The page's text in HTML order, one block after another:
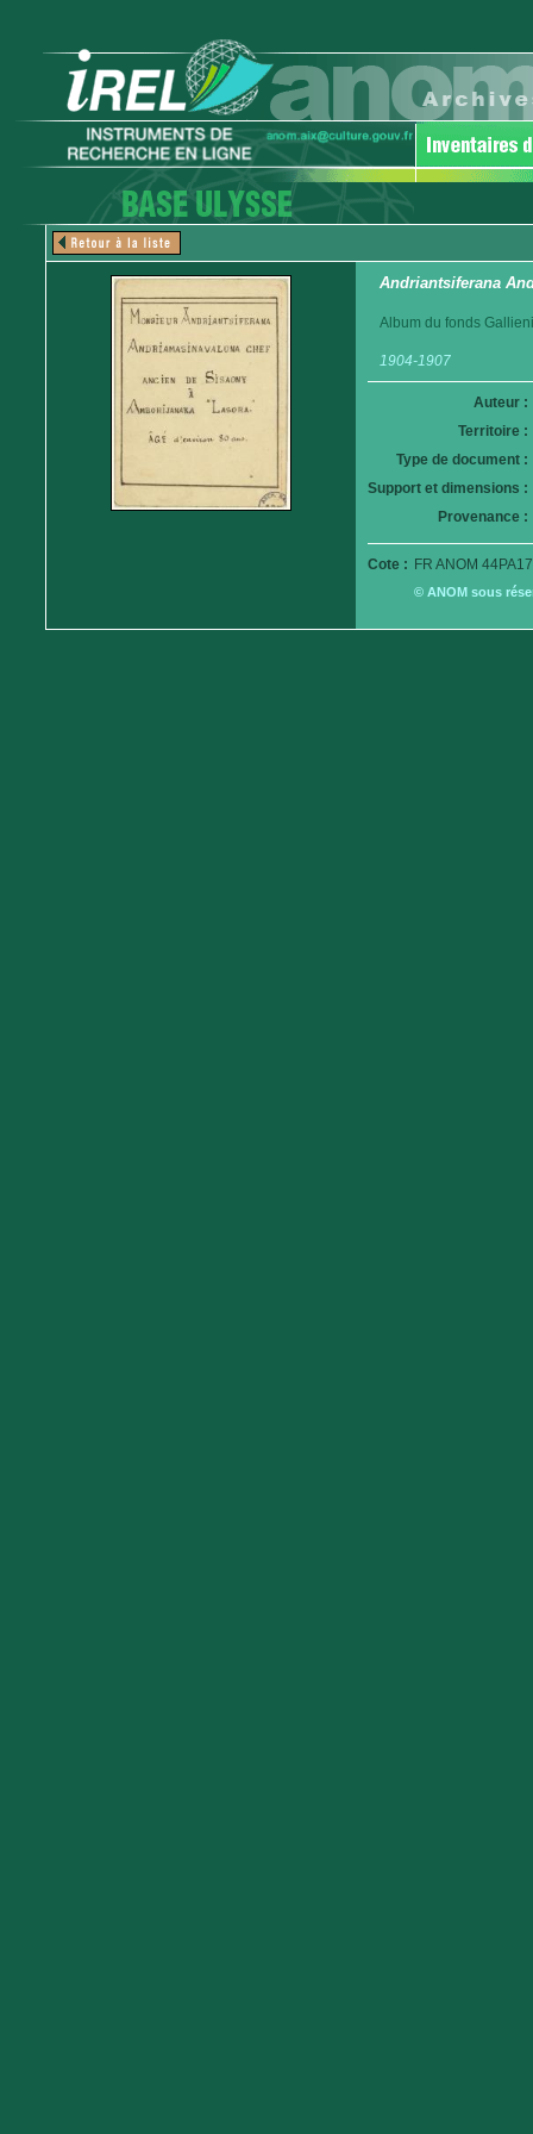
Andriantsiferana
Album du fonds
1904-1907
Auteur :
Territoire :
Type de document :
Support et dimensions :
Provenance :
Cote : FR ANOM
© ANOM sous